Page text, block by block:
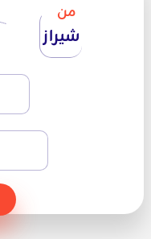
من
شيراز